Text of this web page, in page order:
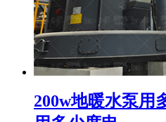
200w地暖水泵用